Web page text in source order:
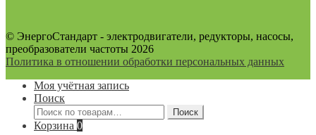
© ЭнергоСтандарт - электродвигатели, редукторы, насосы,
преобразователи частоты 2026
Политика в отношении обработки персональных данных
Моя учётная запись
Поиск
Искать:
Поиск
Корзина 0